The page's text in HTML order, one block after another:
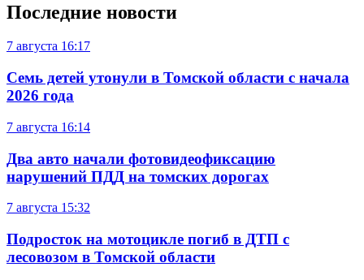
Последние новости
7 августа 16:17
Семь детей утонули в Томской области с начала
2026 года
7 августа 16:14
Два авто начали фотовидеофиксацию
нарушений ПДД на томских дорогах
7 августа 15:32
Подросток на мотоцикле погиб в ДТП с
лесовозом в Томской области